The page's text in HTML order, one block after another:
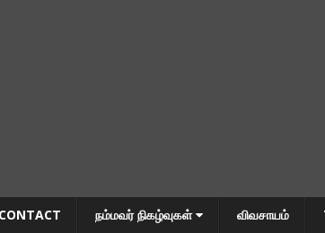
CONTACT நம்மவர் நிகழ்வுகள் விவசாயம்